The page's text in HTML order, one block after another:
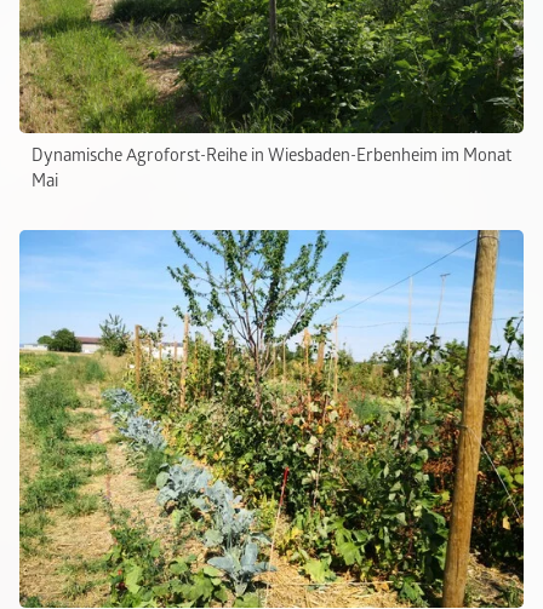
Dynamische Agroforst-Reihe in Wiesbaden-Erbenheim im Monat
Mai